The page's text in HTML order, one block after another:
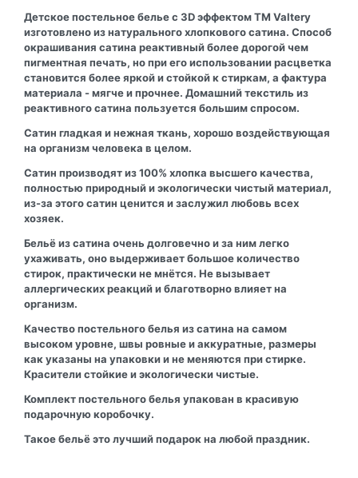
Детское постельное белье с 3D эффектом ТМ Valtery
изготовлено из натурального хлопкового сатина. Способ
окрашивания сатина реактивный более дорогой чем
пигментная печать, но при его использовании расцветка
становится более яркой и стойкой к стиркам, а фактура
материала - мягче и прочнее. Домашний текстиль из
реактивного сатина пользуется большим спросом.
Сатин гладкая и нежная ткань, хорошо воздействующая
на организм человека в целом.
Сатин производят из 100% хлопка высшего качества,
полностью природный и экологически чистый материал,
из-за этого сатин ценится и заслужил любовь всех
хозяек.
Бельё из сатина очень долговечно и за ним легко
ухаживать, оно выдерживает большое количество
стирок, практически не мнётся. Не вызывает
аллергических реакций и благотворно влияет на
организм.
Качество постельного белья из сатина на самом
высоком уровне, швы ровные и аккуратные, размеры
как указаны на упаковки и не меняются при стирке.
Красители стойкие и экологически чистые.
Комплект постельного белья упакован в красивую
подарочную коробочку.
Такое бельё это лучший подарок на любой праздник.